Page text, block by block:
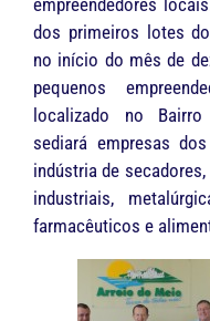
dos primeiros lotes
no início do mês de
pequenos
localizado no Bairro
sediará empresas
indústria de
industriais,
farmacêuticos e